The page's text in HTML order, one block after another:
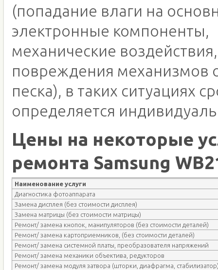
(попадание влаги на
электронные компоненты,
механические воздействия,
повреждения механизмов
песка), в таких ситуациях
определяется
Цены на некоторые
ремонта Samsung
Наименование услуги
Диагностика фотоаппарата
Замена дисплея (без стоимости дисплея)
Замена матрицы (без стоимости матрицы)
Ремонт/ замена кнопок, манипуляторов (без стоимости деталей)
Ремонт/ замена картоприемников, (без стоимости деталей)
Ремонт/ замена системной платы, преобразователя напряжений
Ремонт/ замена механики объектива, редукторов
Ремонт/ замена модуля затвора (шторки, диафрагма,